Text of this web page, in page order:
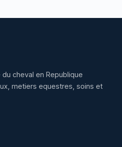
cheval en Republique
metiers equestres, soins et